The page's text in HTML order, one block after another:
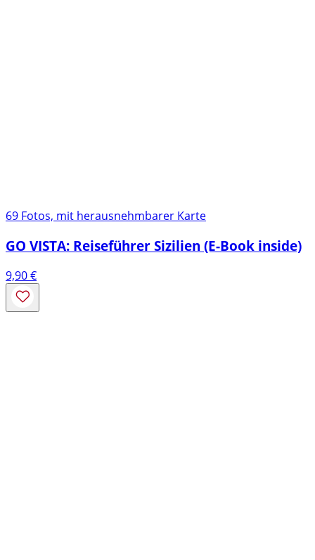
69 Fotos, mit herausnehmbarer Karte
GO VISTA: Reiseführer Sizilien (E-Book inside)
9,90€